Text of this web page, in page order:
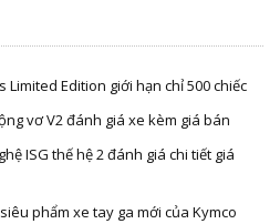
Limited Edition giới hạn chỉ 500 chiếc
vơ V2 đánh giá xe kèm giá bán
ISG thế hệ 2 đánh giá chi tiết giá
phẩm xe tay ga mới của Kymco